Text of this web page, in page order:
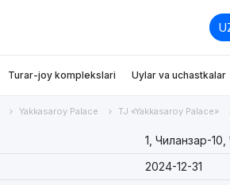
Turar-joy komplekslari Uylar va uchastkalar
Yakkasaroy Palace TJ «Yakkasaroy Palace»
1, Чиланзар-
2024-12-31